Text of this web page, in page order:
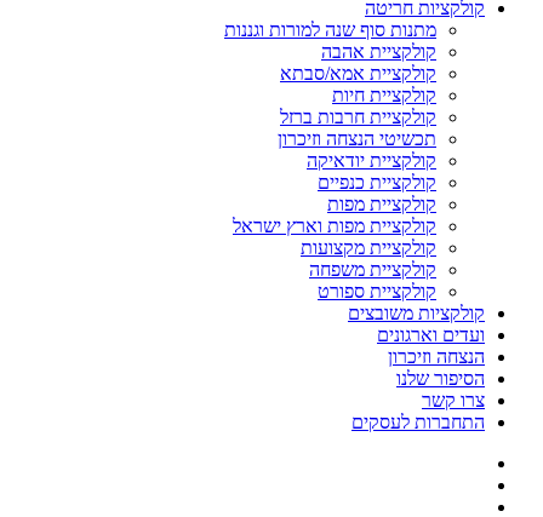
קולקציות חריטה
מתנות סוף שנה למורות וגננות
קולקציית אהבה
קולקציית אמא/סבתא
קולקציית חיות
קולקציית חרבות ברזל
תכשיטי הנצחה וזיכרון
קולקציית יודאיקה
קולקציית כנפיים
קולקציית מפות
קולקציית מפות וארץ ישראל
קולקציית מקצועות
קולקציית משפחה
קולקציית ספורט
קולקציות משובצים
ועדים וארגונים
הנצחה וזיכרון
הסיפור שלנו
צרו קשר
התחברות לעסקים